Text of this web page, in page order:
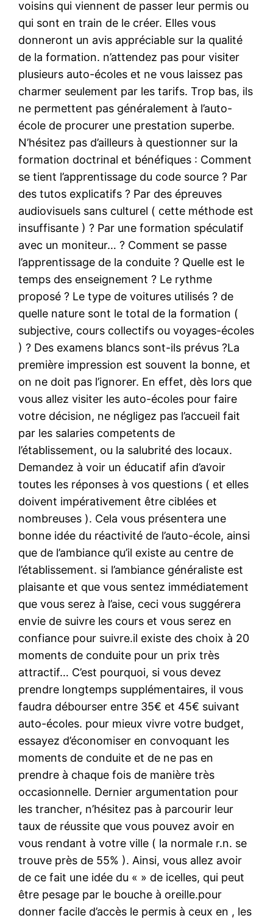
voisins qui viennent de passer leur permis ou
qui sont en train de le créer. Elles vous
donneront un avis appréciable sur la qualité
de la formation. n’attendez pas pour visiter
plusieurs auto-écoles et ne vous laissez pas
charmer seulement par les tarifs. Trop bas, ils
ne permettent pas généralement à l’auto-
école de procurer une prestation superbe.
N’hésitez pas d’ailleurs à questionner sur la
formation doctrinal et bénéfiques : Comment
se tient l’apprentissage du code source ? Par
des tutos explicatifs ? Par des épreuves
audiovisuels sans culturel ( cette méthode est
insuffisante ) ? Par une formation spéculatif
avec un moniteur… ? Comment se passe
l’apprentissage de la conduite ? Quelle est le
temps des enseignement ? Le rythme
proposé ? Le type de voitures utilisés ? de
quelle nature sont le total de la formation (
subjective, cours collectifs ou voyages-écoles
) ? Des examens blancs sont-ils prévus ?La
première impression est souvent la bonne, et
on ne doit pas l’ignorer. En effet, dès lors que
vous allez visiter les auto-écoles pour faire
votre décision, ne négligez pas l’accueil fait
par les salaries competents de
l’établissement, ou la salubrité des locaux.
Demandez à voir un éducatif afin d’avoir
toutes les réponses à vos questions ( et elles
doivent impérativement être ciblées et
nombreuses ). Cela vous présentera une
bonne idée du réactivité de l’auto-école, ainsi
que de l’ambiance qu’il existe au centre de
l’établissement. si l’ambiance généraliste est
plaisante et que vous sentez immédiatement
que vous serez à l’aise, ceci vous suggérera
envie de suivre les cours et vous serez en
confiance pour suivre.il existe des choix à 20
moments de conduite pour un prix très
attractif… C’est pourquoi, si vous devez
prendre longtemps supplémentaires, il vous
faudra débourser entre 35€ et 45€ suivant
auto-écoles. pour mieux vivre votre budget,
essayez d’économiser en convoquant les
moments de conduite et de ne pas en
prendre à chaque fois de manière très
occasionnelle. Dernier argumentation pour
les trancher, n’hésitez pas à parcourir leur
taux de réussite que vous pouvez avoir en
vous rendant à votre ville ( la normale r.n. se
trouve près de 55% ). Ainsi, vous allez avoir
de ce fait une idée du « » de icelles, qui peut
être pesage par le bouche à oreille.pour
donner facile d’accès le permis à ceux en , les